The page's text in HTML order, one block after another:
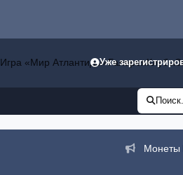
Игра «Мир Атлантиды»ГалереяКлубы
Уже
Монеты